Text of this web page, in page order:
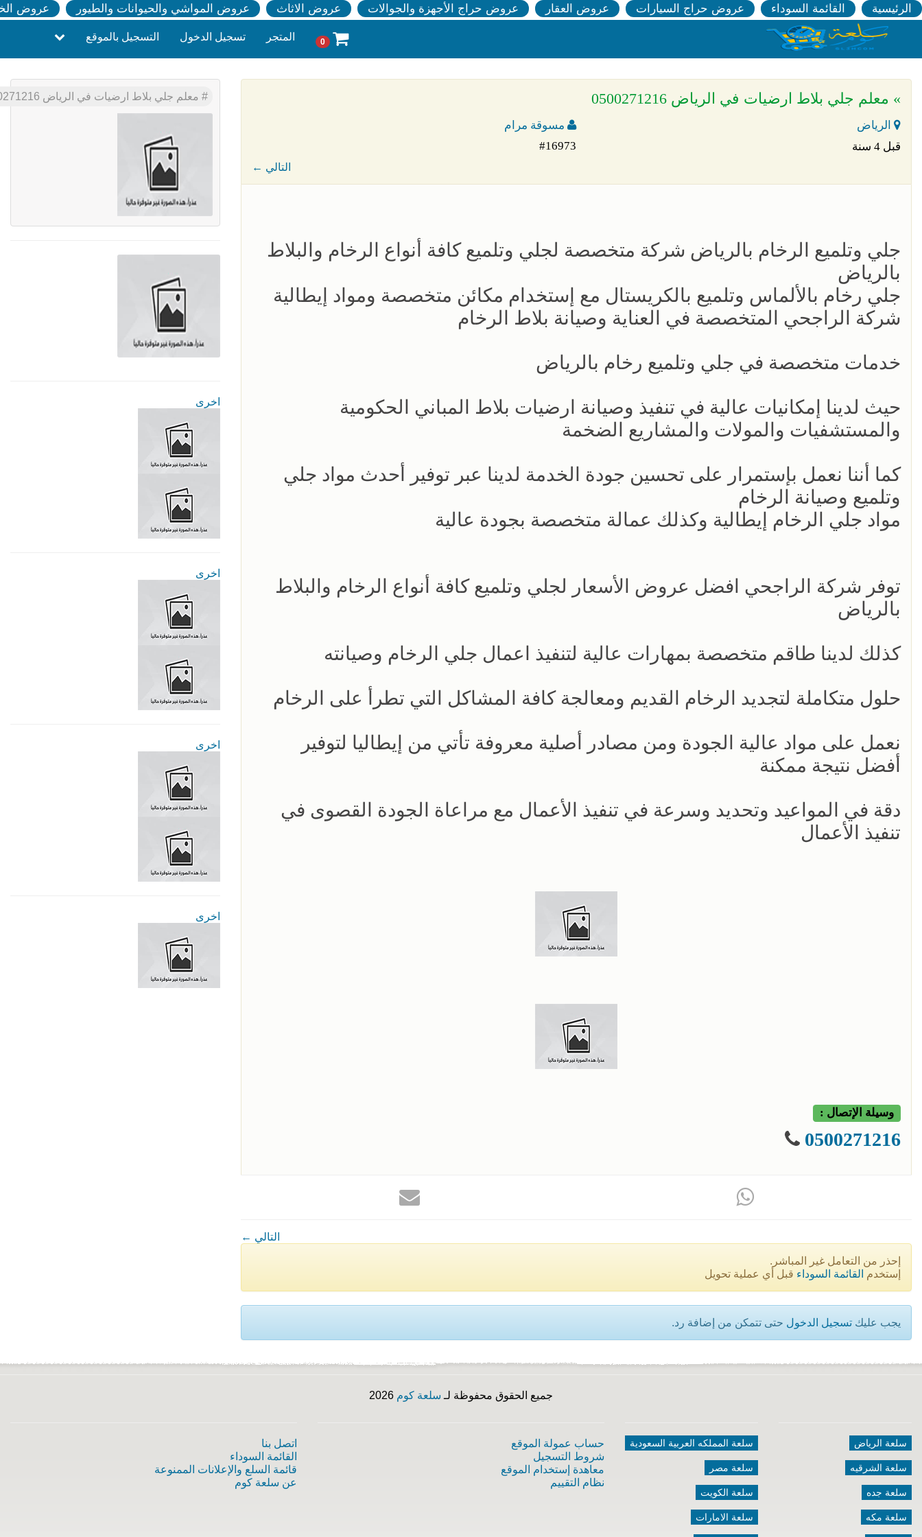
الرئيسية القائمة السوداء عروض حراج السيارات عروض العقار عروض حراج الأجهزة والجوالات عروض الاثاث عروض المواشي والحيوانات والطيور عروض
0 المتجر تسجيل الدخول التسجيل بالموقع
» معلم جلي بلاط ارضيات في الرياض 0500271216
الرياض
مسوقة مرام
قبل 4 سنة
#16973
← التالي
جلي وتلميع الرخام بالرياض شركة متخصصة لجلي وتلميع كافة أنواع الرخام والبلاط
بالرياض
جلي رخام بالألماس وتلميع بالكريستال مع إستخدام مكائن متخصصة ومواد إيطالية
شركة الراجحي المتخصصة في العناية وصيانة بلاط الرخام
خدمات متخصصة في جلي وتلميع رخام بالرياض
حيث لدينا إمكانيات عالية في تنفيذ وصيانة ارضيات بلاط المباني الحكومية
والمستشفيات والمولات والمشاريع الضخمة
كما أننا نعمل بإستمرار على تحسين جودة الخدمة لدينا عبر توفير أحدث مواد جلي
وتلميع وصيانة الرخام
مواد جلي الرخام إيطالية وكذلك عمالة متخصصة بجودة عالية
توفر شركة الراجحي افضل عروض الأسعار لجلي وتلميع كافة أنواع الرخام والبلاط
بالرياض
كذلك لدينا طاقم متخصصة بمهارات عالية لتنفيذ اعمال جلي الرخام وصيانته
حلول متكاملة لتجديد الرخام القديم ومعالجة كافة المشاكل التي تطرأ على الرخام
نعمل على مواد عالية الجودة ومن مصادر أصلية معروفة تأتي من إيطاليا لتوفير
أفضل نتيجة ممكنة
دقة في المواعيد وتحديد وسرعة في تنفيذ الأعمال مع مراعاة الجودة القصوى في
تنفيذ الأعمال
وسيلة الإتصال :
0500271216
← التالي
إحذر من التعامل غير المباشر.
إستخدم القائمة السوداء قبل أي عملية تحويل
يجب عليك تسجيل الدخول حتى تتمكن من إضافة رد.
معلم جلي بلاط ارضيات في الرياض 0500271216
اخرى
اخرى
اخرى
اخرى
جميع الحقوق محفوظة لـ سلعة كوم
سلعة الرياض
سلعة الشرقيه
سلعة جده
سلعة مكه
سلعة المملكه العربية السعودية
سلعة مصر
سلعة الكويت
سلعة الامارات
حساب عمولة الموقع
شروط التسجيل
معاهدة إستخدام الموقع
نظام التقييم
اتصل بنا
القائمة السوداء
قائمة السلع والإعلانات الممنوعة
عن سلعة كوم